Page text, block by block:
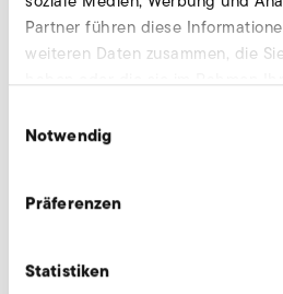
Partner führen diese
weiteren Daten zusammen, die
Notwendig
Präferenzen
Statistiken
下规定的期限是否到期，买
罗的所有款项，而这并不影
补救措施的权利。
依莱克罗保证合同产品的
缺陷。合同产品的材料和加
用于二手产品采购。
依莱克罗在其公开说明（
广告、插图、宣传和价目
特性的声明或描述，仅在成